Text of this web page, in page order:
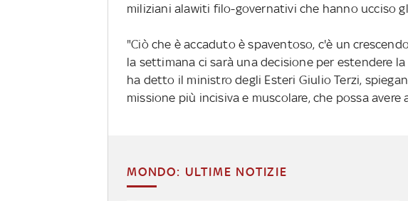
miliziani alawiti filo-governativi che hanno ucciso
"Ciò che è accaduto è spaventoso, c'è un
la settimana ci sarà una decisione per estendere
ha detto il ministro degli Esteri Giulio Terzi,
missione più incisiva e muscolare, che possa
MONDO: ULTIME NOTIZIE